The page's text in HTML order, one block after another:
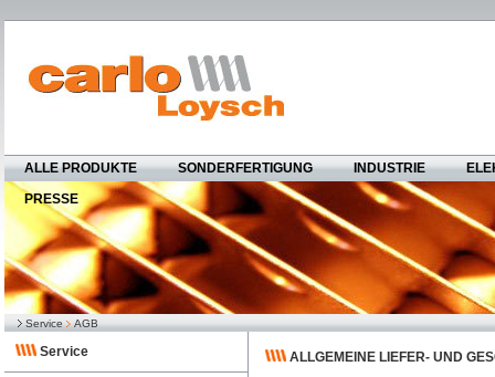
ALLE PRODUKTE SONDERFERTIGUNG INDUSTRIE
PRESSE
Service AGB
Service
ALLGEMEINE LIEFER- UND